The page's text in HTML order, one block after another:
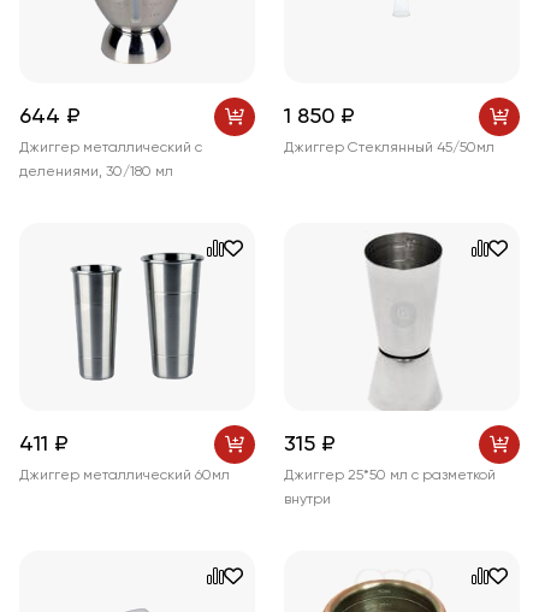
644 ₽
Джиггер металлический с
делениями, 30/180 мл
1 850 ₽
Джиггер Стеклянный 45/50мл
411 ₽
Джиггер металлический 60мл
315 ₽
Джиггер 25*50 мл c разметкой
внутри